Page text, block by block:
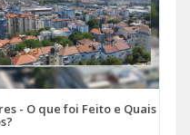
- O que foi Feito e Quais